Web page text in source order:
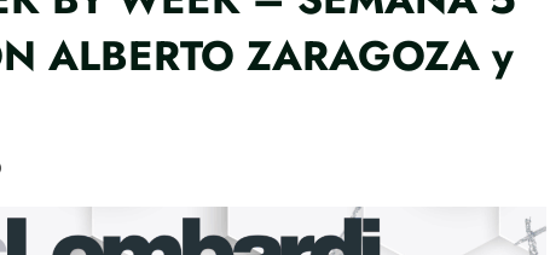
ALBERTO ZARAGOZA y